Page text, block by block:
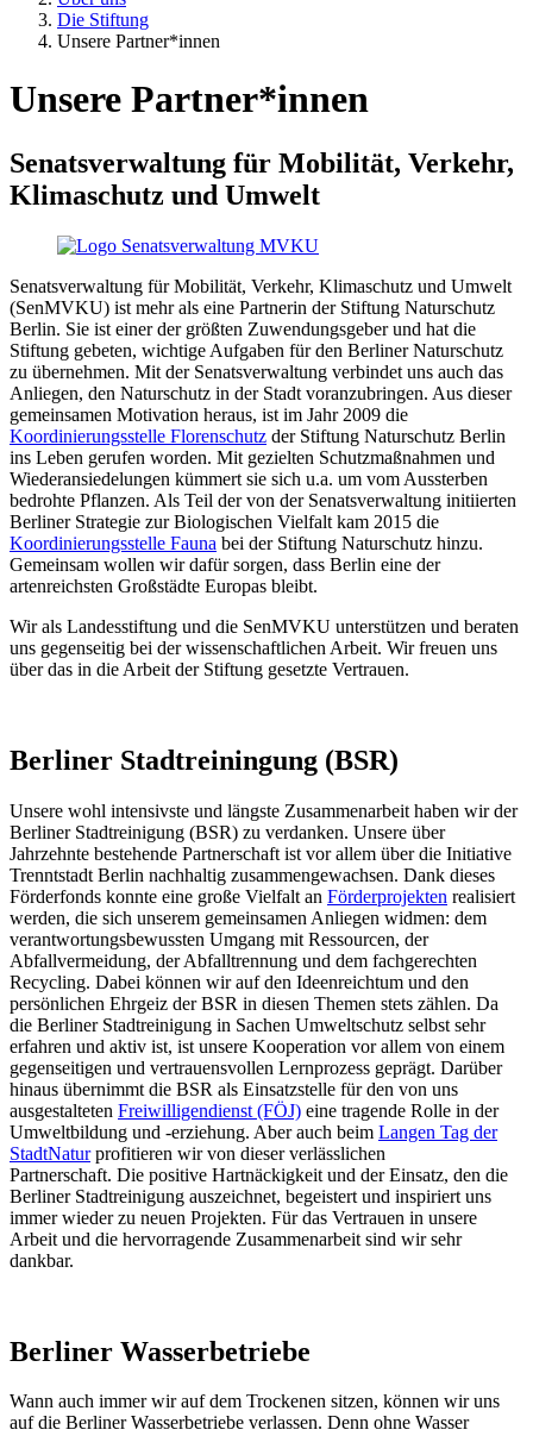
Die Stiftung
Unsere Partner*innen
Unsere Partner*innen
Senatsverwaltung für Mobilität, Verkehr,
Klimaschutz und Umwelt
Senatsverwaltung für Mobilität, Verkehr, Klimaschutz und Umwelt
(SenMVKU) ist mehr als eine Partnerin der Stiftung Naturschutz
Berlin. Sie ist einer der größten Zuwendungsgeber und hat die
Stiftung gebeten, wichtige Aufgaben für den Berliner Naturschutz
zu übernehmen. Mit der Senatsverwaltung verbindet uns auch das
Anliegen, den Naturschutz in der Stadt voranzubringen. Aus dieser
gemeinsamen Motivation heraus, ist im Jahr 2009 die
Koordinierungsstelle Florenschutz der Stiftung Naturschutz Berlin
ins Leben gerufen worden. Mit gezielten Schutzmaßnahmen und
Wiederansiedelungen kümmert sie sich u.a. um vom Aussterben
bedrohte Pflanzen. Als Teil der von der Senatsverwaltung initiierten
Berliner Strategie zur Biologischen Vielfalt kam 2015 die
Koordinierungsstelle Fauna bei der Stiftung Naturschutz hinzu.
Gemeinsam wollen wir dafür sorgen, dass Berlin eine der
artenreichsten Großstädte Europas bleibt.
Wir als Landesstiftung und die SenMVKU unterstützen und beraten
uns gegenseitig bei der wissenschaftlichen Arbeit. Wir freuen uns
über das in die Arbeit der Stiftung gesetzte Vertrauen.
Berliner Stadtreiningung (BSR)
Unsere wohl intensivste und längste Zusammenarbeit haben wir der
Berliner Stadtreinigung (BSR) zu verdanken. Unsere über
Jahrzehnte bestehende Partnerschaft ist vor allem über die Initiative
Trenntstadt Berlin nachhaltig zusammengewachsen. Dank dieses
Förderfonds konnte eine große Vielfalt an Förderprojekten realisiert
werden, die sich unserem gemeinsamen Anliegen widmen: dem
verantwortungsbewussten Umgang mit Ressourcen, der
Abfallvermeidung, der Abfalltrennung und dem fachgerechten
Recycling. Dabei können wir auf den Ideenreichtum und den
persönlichen Ehrgeiz der BSR in diesen Themen stets zählen. Da
die Berliner Stadtreinigung in Sachen Umweltschutz selbst sehr
erfahren und aktiv ist, ist unsere Kooperation vor allem von einem
gegenseitigen und vertrauensvollen Lernprozess geprägt. Darüber
hinaus übernimmt die BSR als Einsatzstelle für den von uns
ausgestalteten Freiwilligendienst (FÖJ) eine tragende Rolle in der
Umweltbildung und -erziehung. Aber auch beim Langen Tag der
StadtNaturprofitieren wir von dieser verlässlichen
Partnerschaft. Die positive Hartnäckigkeit und der Einsatz, den die
Berliner Stadtreinigung auszeichnet, begeistert und inspiriert uns
immer wieder zu neuen Projekten. Für das Vertrauen in unsere
Arbeit und die hervorragende Zusammenarbeit sind wir sehr
dankbar.
Berliner Wasserbetriebe
Wann auch immer wir auf dem Trockenen sitzen, können wir uns
auf die Berliner Wasserbetriebe verlassen. Denn ohne Wasser